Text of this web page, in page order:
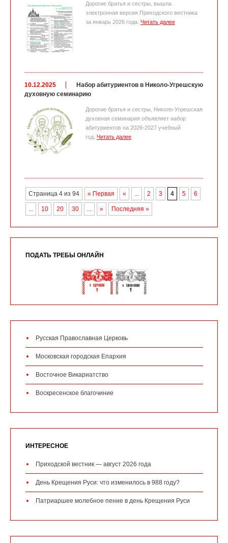
Дорогие братья и сестры, вышла
электронная версия Приходского вестника
за январь 2026 года. Читать далее
10.12.2025
Набор абитуриентов в Николо-Угрешскую
духовную семинарию
Дорогие братья и сестры, Николо-Угрешская
духовная семинария объявляет набор
абитуриентов на 2026-2027 учебный
год. Читать далее
Страница 4 из 94 « Первая « ... 2 3 4 5 6
... 10 20 30 ... » Последняя »
ПОДАТЬ ТРЕБЫ ОНЛАЙН
Русская Православная Церковь
Московская городская Епархия
Восточное Викариатство
Воскресенское благочиние
ИНТЕРЕСНОЕ
Приходской вестник — август 2026 года
День Крещения Руси: что изменилось в 988 году?
Патриаршее молебное пение в день Крещения Руси